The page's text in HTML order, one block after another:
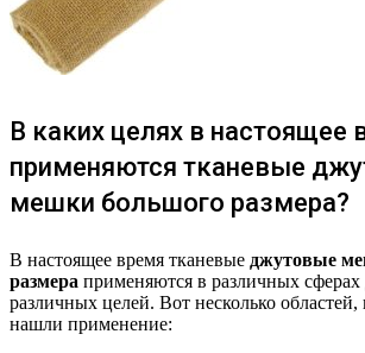
В каких целях в настоящее
применяются тканевые
мешки большого размера?
В настоящее время тканевые джутовые
размера применяются в различных сферах
различных целей. Вот несколько
нашли применение: